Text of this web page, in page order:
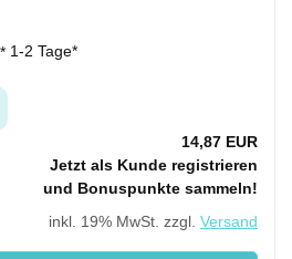
1-2 Tage*
14,87 EUR
Jetzt als Kunde registrieren
und Bonuspunkte sammeln!
inkl. 19% MwSt. zzgl. Versand